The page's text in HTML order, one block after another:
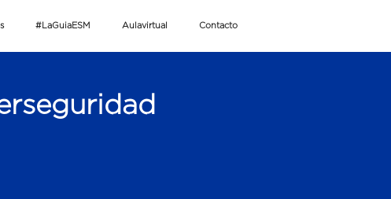
#LaGuiaESM Aulavirtual Contacto